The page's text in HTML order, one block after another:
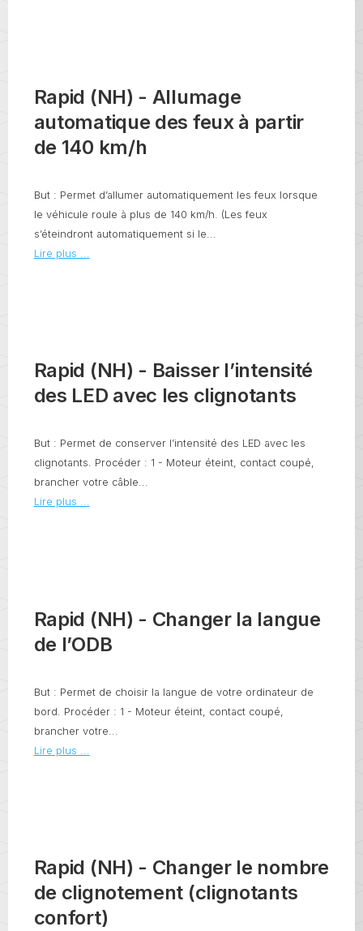
Rapid (NH) - Allumage
automatique des feux à partir
de 140 km/h
But : Permet d’allumer automatiquement les feux lorsque
le véhicule roule à plus de 140 km/h. (Les feux
s’éteindront automatiquement si le...
Lire plus ...
Rapid (NH) - Baisser l’intensité
des LED avec les clignotants
But : Permet de conserver l’intensité des LED avec les
clignotants. Procéder : 1 - Moteur éteint, contact coupé,
brancher votre câble...
Lire plus ...
Rapid (NH) - Changer la langue
de l’ODB
But : Permet de choisir la langue de votre ordinateur de
bord. Procéder : 1 - Moteur éteint, contact coupé,
brancher votre...
Lire plus ...
Rapid (NH) - Changer le nombre
de clignotement (clignotants
confort)